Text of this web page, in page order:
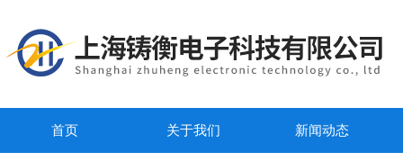
首页 关于我们 新闻动态